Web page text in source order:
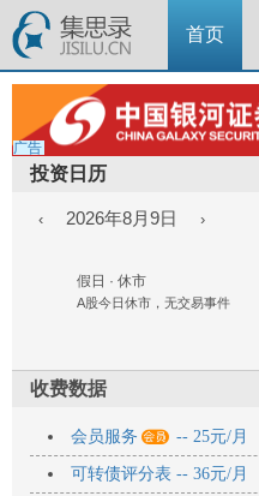
首页
广告
投资日历
‹ 2026年8月9日 ›
假日 · 休市
A股今日休市，无交易事件
收费数据
会员服务  -- 25元/月
可转债评分表 -- 36元/月